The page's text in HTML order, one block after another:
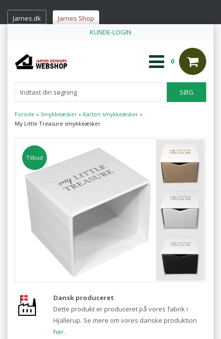
Jarnes.dk
Jarnes Shop
KUNDE-LOGIN
0
Forside » Smykkeæsker » Karton smykkeæsker »
My Little Treasure smykkeæsker
Tilbud
Dansk produceret
Dette produkt er produceret på vores fabrik i
Hjallerup. Se mere om vores danske produktion
her.